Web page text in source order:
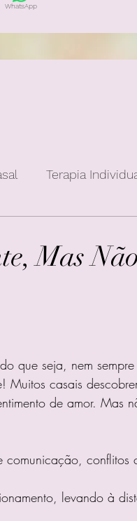
Terapia
Mas
que seja, nem
Muitos casais
de amor. Mas
conflitos
levando à
WhatsApp